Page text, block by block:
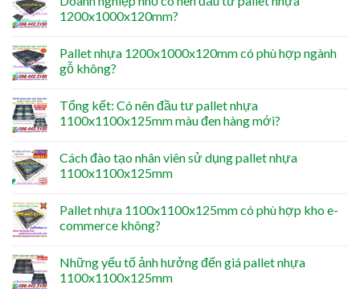
1200x1000x120mm?
Pallet nhựa 1200x1000x120mm có phù hợp ngành
gỗ không?
Tổng kết: Có nên đầu tư pallet nhựa
1100x1100x125mm màu đen hàng mới?
Cách đào tạo nhân viên sử dụng pallet nhựa
1100x1100x125mm
Pallet nhựa 1100x1100x125mm có phù hợp kho e-
commerce không?
Những yếu tố ảnh hưởng đến giá pallet nhựa
1100x1100x125mm